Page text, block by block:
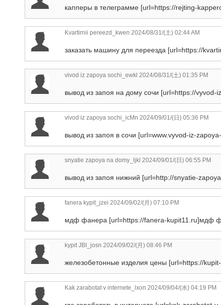
капперы в телеграмме [url=https://rejting-
Kvartirnii pereezd_kwen 2024/08/31/(土) 02:44 AM
заказать машину для переезда [url=https://
vivod iz zapoya sochi_ewkl 2024/08/31/(土) 01:35 PM
вывод из запоя на дому сочи [url=https://
vivod iz zapoya sochi_icMn 2024/09/01/(日) 05:36 PM
вывод из запоя в сочи [url=www.vyvod-iz-
snyatie zapoya na domy_ljkl 2024/09/01/(日) 06:55 PM
вывод из запоя нижний [url=http://snyatie-
fanera kypit_jzei 2024/09/02/(月) 07:10 PM
мдф фанера [url=https://fanera-kupit11.ru]мдф
kypit JBI_josn 2024/09/02/(月) 08:46 PM
железобетонные изделия цены [url=https://
Kak zarabotat v internete_lxon 2024/09/04/(水) 04:19 PM